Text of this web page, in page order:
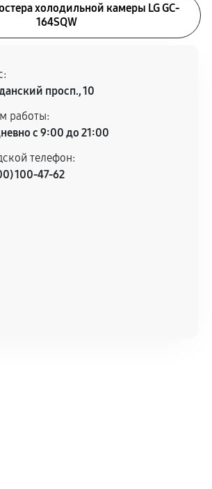
холодильной камеры LG GC-
164SQW
просп., 10
работы:
с 9:00 до 21:00
телефон:
100-47-62